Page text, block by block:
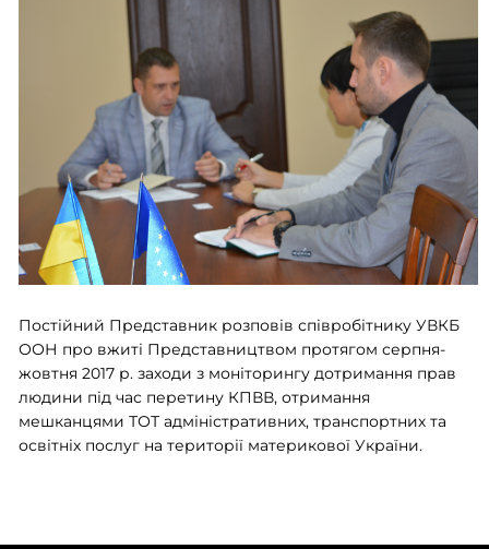
Постійний Представник розповів співробітнику УВКБ
ООН про вжиті Представництвом протягом серпня-
жовтня 2017 р. заходи з моніторингу дотримання прав
людини під час перетину КПВВ, отримання
мешканцями ТОТ адміністративних, транспортних та
освітніх послуг на території материкової України.